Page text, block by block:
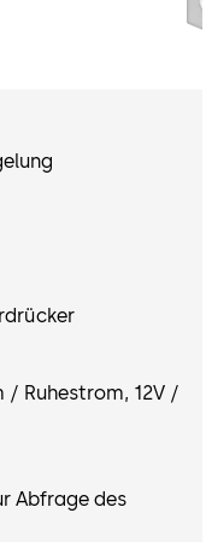
/ Ruhestrom, 12V /
Abfrage des